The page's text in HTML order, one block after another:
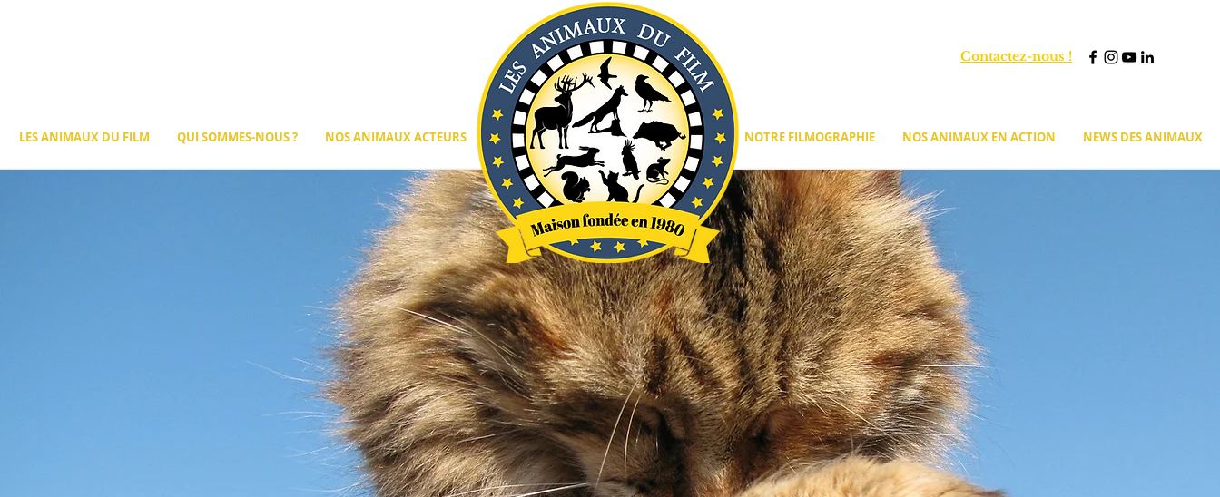
Contactez-nous !
LES ANIMAUX DU FILM QUI SOMMES-NOUS ? NOS ANIMAUX ACTEURS DRESSEURS D'ANIMAUX POUR CINEMA NOTRE FILMOGRAPHIE NOS ANIMAUX EN ACTION NEWS DES ANIMAUX